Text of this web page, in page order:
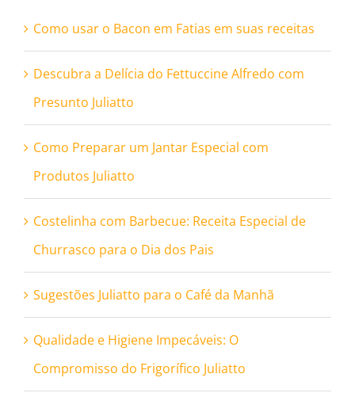
Como usar o Bacon em Fatias em suas receitas
Descubra a Delícia do Fettuccine Alfredo com
Presunto Juliatto
Como Preparar um Jantar Especial com
Produtos Juliatto
Costelinha com Barbecue: Receita Especial de
Churrasco para o Dia dos Pais
Sugestões Juliatto para o Café da Manhã
Qualidade e Higiene Impecáveis: O
Compromisso do Frigorífico Juliatto